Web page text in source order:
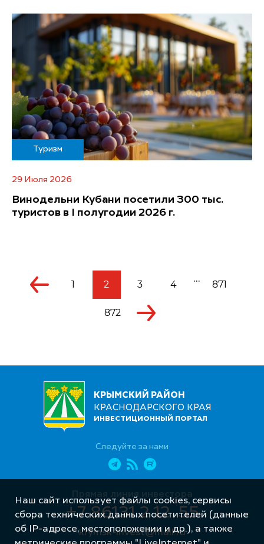
Туризм
29 Июля 2026
Винодельни Кубани посетили 300 тыс.
туристов в I полугодии 2026 г.
1 2 3 4 ... 871
872
КРЫМСКИЙ РАЙОН
КРАСНОДАРСКОГО КРАЯ
ИНВЕСТИЦИОННЫЙ ПОРТАЛ
Следуйте за нами
Прямая линия инвестора
+7 86131 2 12 55
krymsk-invest@mail.ru
Наш сайт использует файлы cookies, сервисы
сбора технических данных посетителей (данные
об IP-адресе, местоположении и др.), а также